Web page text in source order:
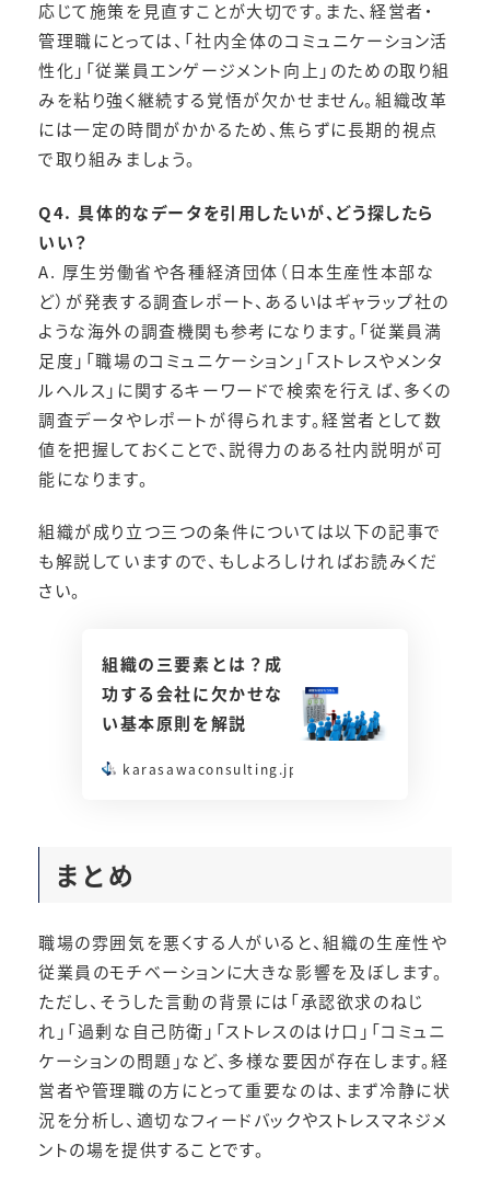
応じて施策を見直すことが大切です。また、経営者・
管理職にとっては、「社内全体のコミュニケーション活
性化」「従業員エンゲージメント向上」のための取り組
みを粘り強く継続する覚悟が欠かせません。組織改革
には一定の時間がかかるため、焦らずに長期的視点
で取り組みましょう。
Q4. 具体的なデータを引用したいが、どう探したら
いい？
A. 厚生労働省や各種経済団体（日本生産性本部な
ど）が発表する調査レポート、あるいはギャラップ社の
ような海外の調査機関も参考になります。「従業員満
足度」「職場のコミュニケーション」「ストレスやメンタ
ルヘルス」に関するキーワードで検索を行えば、多くの
調査データやレポートが得られます。経営者として数
値を把握しておくことで、説得力のある社内説明が可
能になります。
組織が成り立つ三つの条件については以下の記事で
も解説していますので、もしよろしければお読みくだ
さい。
組織の三要素とは？成
功する会社に欠かせな
い基本原則を解説
karasawaconsulting.jp
まとめ
職場の雰囲気を悪くする人がいると、組織の生産性や
従業員のモチベーションに大きな影響を及ぼします。
ただし、そうした言動の背景には「承認欲求のねじ
れ」「過剰な自己防衛」「ストレスのはけ口」「コミュニ
ケーションの問題」など、多様な要因が存在します。経
営者や管理職の方にとって重要なのは、まず冷静に状
況を分析し、適切なフィードバックやストレスマネジメ
ントの場を提供することです。